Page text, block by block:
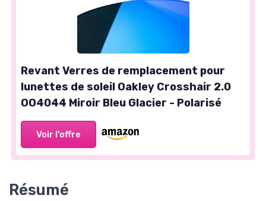
Revant Verres de remplacement pour
lunettes de soleil Oakley Crosshair 2.0
OO4044 Miroir Bleu Glacier - Polarisé
Voir l'offre
Résumé